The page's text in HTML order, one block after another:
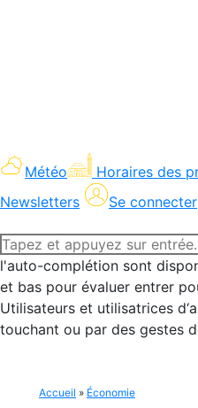
Météo Horaires des
Newsletters
Se connecter
Recherche
:l'auto-complétion sont
et bas pour évaluer entrer
Utilisateurs et utilisatrices
touchant ou par des gestes
Accueil » Économie